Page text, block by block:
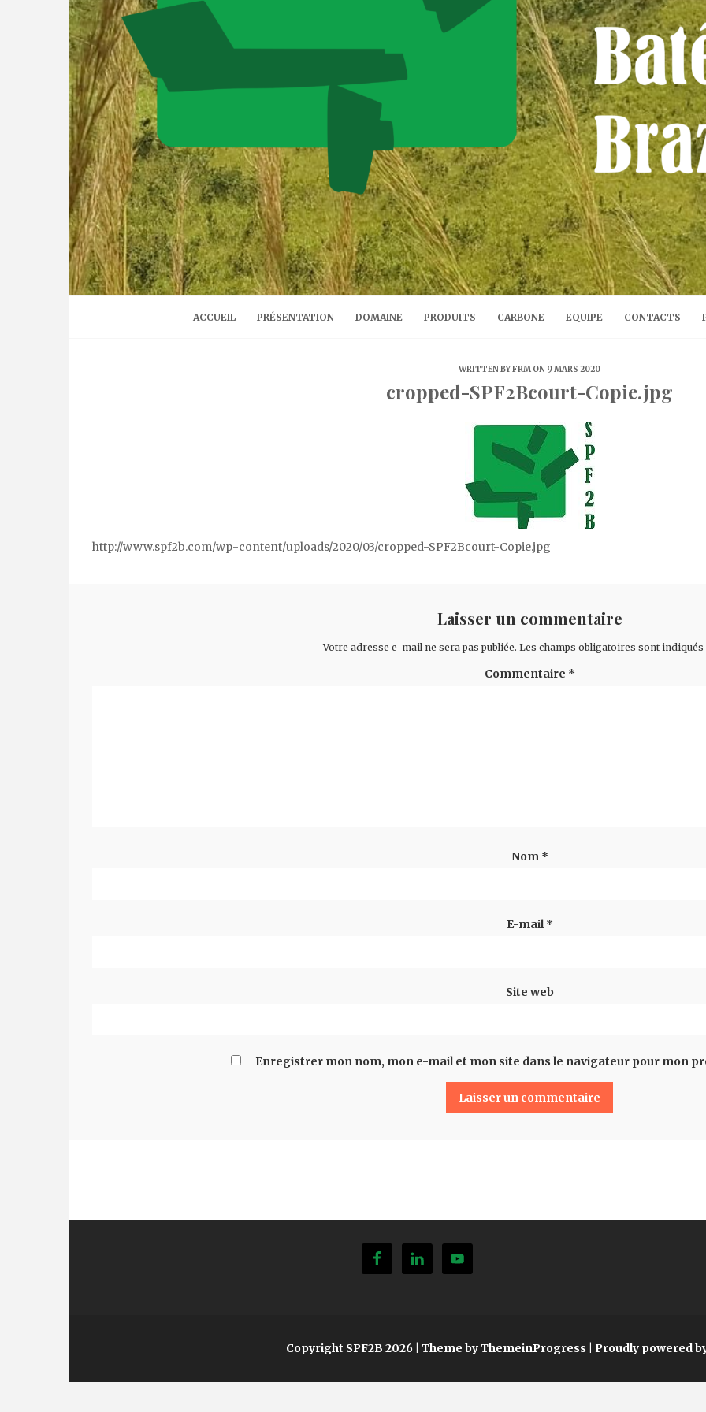
ACCUEIL PRÉSENTATION DOMAINE PRODUITS CARBONE EQUIPE CONTACTS
WRITTEN BYFRM ON 9 MARS 2020
cropped-SPF2Bcourt-Copie.jpg
http://www.spf2b.com/wp-content/uploads/2020/03/cropped-SPF2Bcourt-Copie.jpg
Laisser un commentaire
Votre adresse e-mail ne sera pas publiée. Les champs obligatoires sont indiqués
Commentaire *
Nom *
E-mail*
Site web
Enregistrer mon nom, mon e-mail et mon site dans le navigateur pour mon
Copyright SPF2B 2026 | Theme by ThemeinProgress | Proudly powered